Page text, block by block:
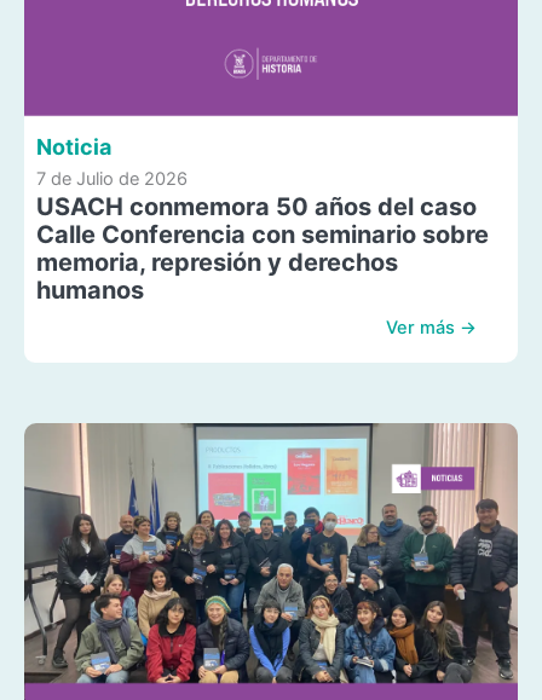
Noticia
7 de Julio de 2026
USACH conmemora 50 años del caso
Calle Conferencia con seminario sobre
memoria, represión y derechos
humanos
Ver más →